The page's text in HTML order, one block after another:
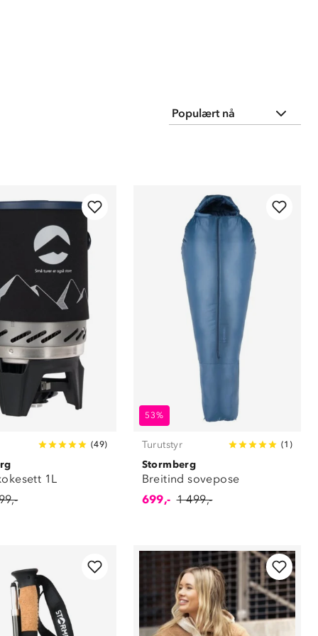
(49)
1L
53%
Turutstyr (1 )
Stormberg
Breitind sovepose
699,- 1 499,-